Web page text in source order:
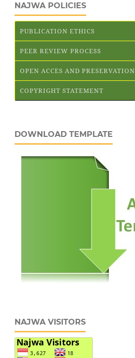
NAJWA POLICIES
PUBLICATION ETHICS
PEER REVIEW PROCESS
OPEN ACCES AND PRESERVATION
COPYRIGHT STATEMENT
DOWNLOAD TEMPLATE
NAJWA VISITORS